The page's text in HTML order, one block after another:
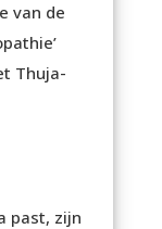
van de
Thuja-
past, zijn